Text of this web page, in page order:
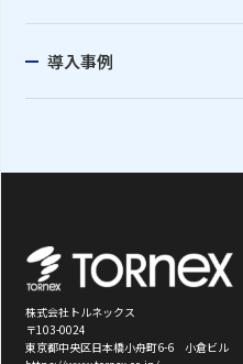
導入事例
株式会社トルネックス
〒103-0024
東京都中央区日本橋小舟町6-6 小倉ビル